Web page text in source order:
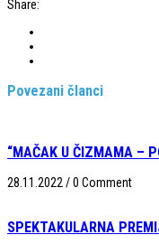
Share:
Povezani članci
“MAČAK U ČIZMAMA –
28.11.2022 /0 Comment
SPEKTAKULARNA